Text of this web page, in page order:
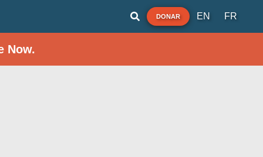
DONAR EN FR
Now.